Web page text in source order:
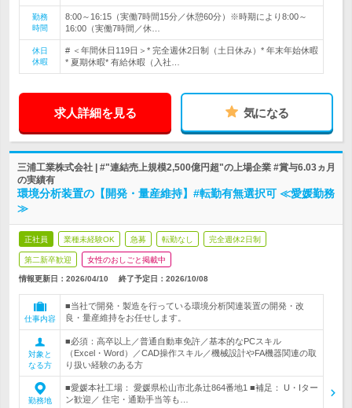
勤務
時間
8:00～16:15（実働7時間15分／休憩60分）※時期により8:00～
16:00（実働7時間／休…
休日
休暇
# ＜年間休日119日＞* 完全週休2日制（土日休み）* 年末年始休暇
* 夏期休暇* 有給休暇（入社…
求人詳細を見る 気になる
三浦工業株式会社 | #"連結売上規模2,500億円超"の上場企業 #賞与6.03ヵ月
の実績有
環境分析装置の【開発・量産維持】#転勤有無選択可 ≪愛媛勤務
≫
正社員 業種未経験OK 急募 転勤なし 完全週休2日制
第二新卒歓迎 女性のおしごと掲載中
情報更新日：2026/04/10 終了予定日： 2026/10/08
仕事内容
■当社で開発・製造を行っている環境分析関連装置の開発・改
良・量産維持をお任せします。
対象と
なる方
■必須：高卒以上／普通自動車免許／基本的なPCスキル
（Excel・Word）／CAD操作スキル／機械設計やFA機器関連の取
り扱い経験のある方
勤務地
■愛媛本社工場： 愛媛県松山市北条辻864番地1 ■補足： U・Iター
ン歓迎／ 住宅・通勤手当等も…